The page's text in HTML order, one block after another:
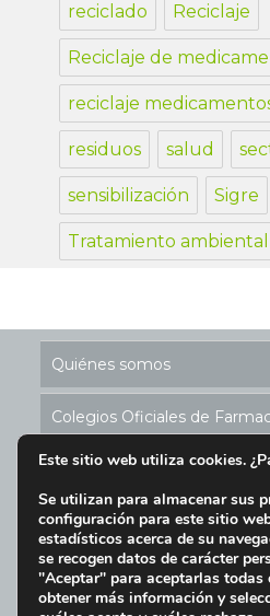
reciclado Reciclaje
Reciclaje de
reciclaje
residuos salud
sensibilización Sigre
Tratamiento ambiental
Quiénes somos
Colegios Oficiales de
Historia de los Puntos
Ubicación Puntos SIGRE en
Aviso Legal y Condiciones
Este sitio web utiliza cookies.
Se utilizan para almacenar sus
configuración para este sitio
estadísticos acerca de su
se recogen datos de carácter
"Aceptar" para aceptarlas todas
obtener más información y